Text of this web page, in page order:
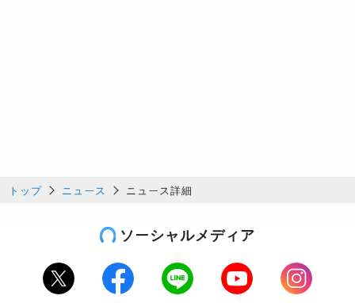
トップ ニュース ニュース詳細
ソーシャルメディア
Twitter Facebook LINE Youtube
Instagram